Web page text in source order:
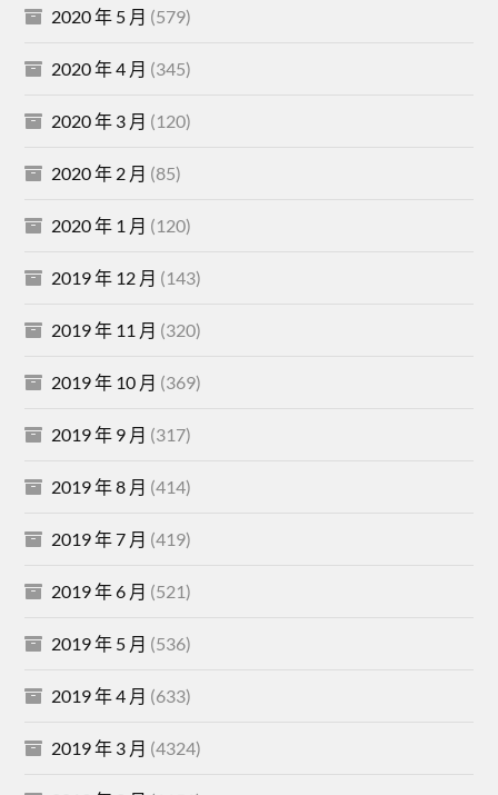
2020 年 5 月 (579)
2020 年 4 月 (345)
2020 年 3 月 (120)
2020 年 2 月 (85)
2020 年 1 月 (120)
2019 年 12 月 (143)
2019 年 11 月 (320)
2019 年 10 月 (369)
2019 年 9 月 (317)
2019 年 8 月 (414)
2019 年 7 月 (419)
2019 年 6 月 (521)
2019 年 5 月 (536)
2019 年 4 月 (633)
2019 年 3 月 (4324)